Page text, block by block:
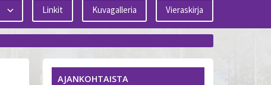
Linkit Kuvagalleria Vieraskirja
AJANKOHTAISTA